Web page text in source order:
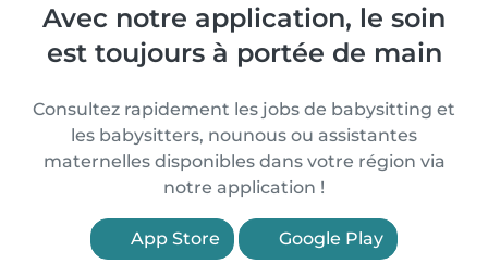
Avec notre application, le soin
est toujours à portée de main
Consultez rapidement les jobs de babysitting et
les babysitters, nounous ou assistantes
maternelles disponibles dans votre région via
notre application !
App Store Google Play